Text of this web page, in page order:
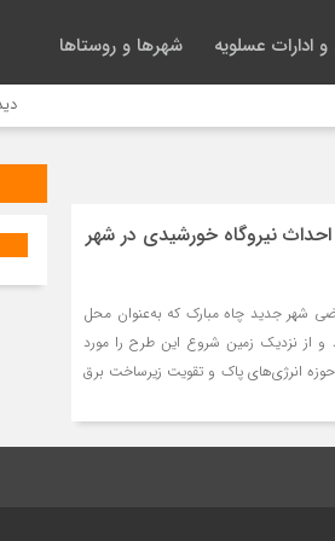
و ادارات عسلویه شهرها و روستاها
از زمین ۱۵ هکتاری برای احداث نیروگاه خورشیدی در شهر
از زمین ۱۵ هکتاری واقع در اراضی شهر جدید چاه مبارک که به‌عنوان محل
و از نزدیک زمین شروع این طرح را مورد
انرژی‌های پاک و تقویت زیرساخت برق